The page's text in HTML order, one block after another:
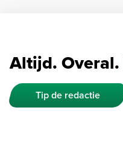
Altijd. Overal.
Tip de redactie